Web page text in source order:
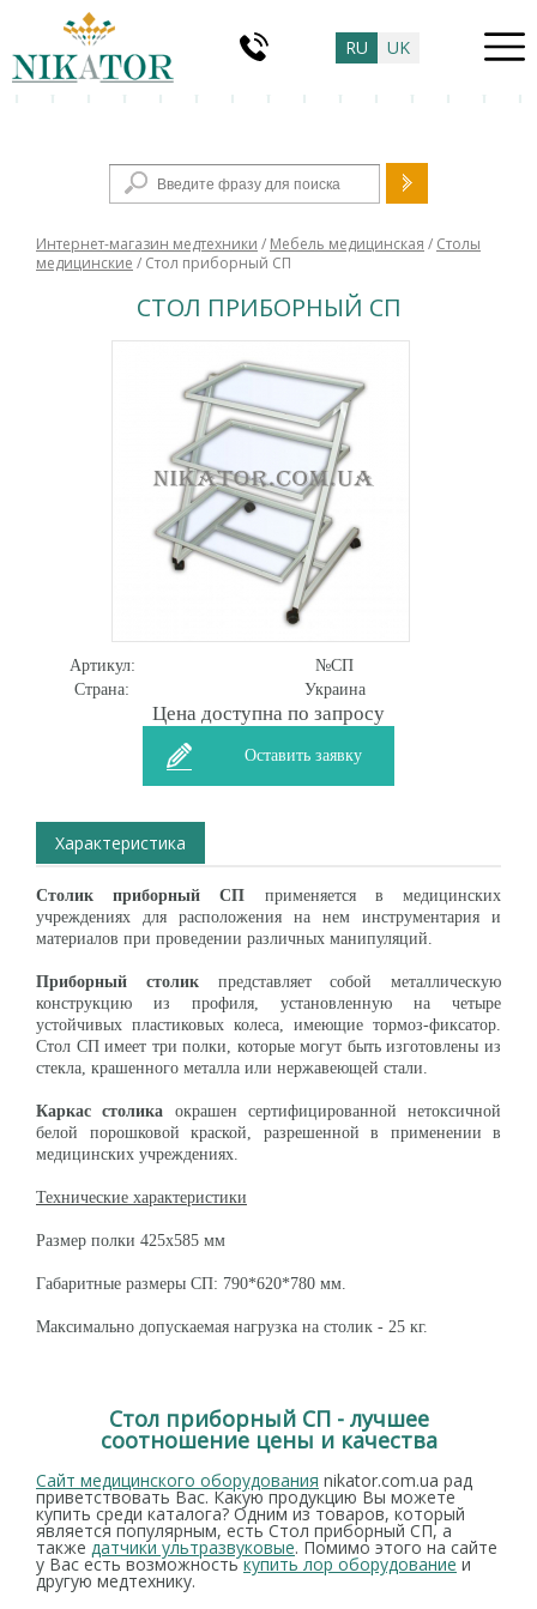
RU UK
Форма поиска
Интернет-магазин медтехники / Мебель медицинская / Столы
медицинские / Стол приборный СП
СТОЛ ПРИБОРНЫЙ СП
Артикул:
№СП
Страна:
Украина
Цена доступна по запросу
Оставить заявку
Характеристика
Столик приборный СП применяется в медицинских
учреждениях для расположения на нем инструментария и
материалов при проведении различных манипуляций.
Приборный столик представляет собой металлическую
конструкцию из профиля, установленную на четыре
устойчивых пластиковых колеса, имеющие тормоз-фиксатор.
Стол СП имеет три полки, которые могут быть изготовлены из
стекла, крашенного металла или нержавеющей стали.
Каркас столика окрашен сертифицированной нетоксичной
белой порошковой краской, разрешенной в применении в
медицинских учреждениях.
Технические характеристики
Размер полки 425х585 мм
Габаритные размеры СП: 790*620*780 мм.
Максимально допускаемая нагрузка на столик - 25 кг.
Стол приборный СП - лучшее
соотношение цены и качества
Сайт медицинского оборудования nikator.com.ua рад
приветствовать Вас. Какую продукцию Вы можете
купить среди каталога? Одним из товаров, который
является популярным, есть Стол приборный СП, а
также датчики ультразвуковые. Помимо этого на сайте
у Вас есть возможностькупить лор оборудование и
другую медтехнику.